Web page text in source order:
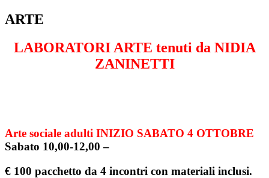
ARTE
LABORATORI ARTE tenuti da NIDIA
ZANINETTI
Arte sociale adulti INIZIO SABATO 4 OTTOBRE
Sabato 10,00-12,00 –
€ 100 pacchetto da 4 incontri con materiali inclusi.